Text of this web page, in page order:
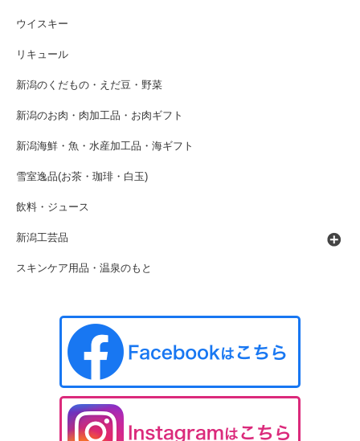
ウイスキー
リキュール
新潟のくだもの・えだ豆・野菜
新潟のお肉・肉加工品・お肉ギフト
新潟海鮮・魚・水産加工品・海ギフト
雪室逸品(お茶・珈琲・白玉)
飲料・ジュース
新潟工芸品
スキンケア用品・温泉のもと